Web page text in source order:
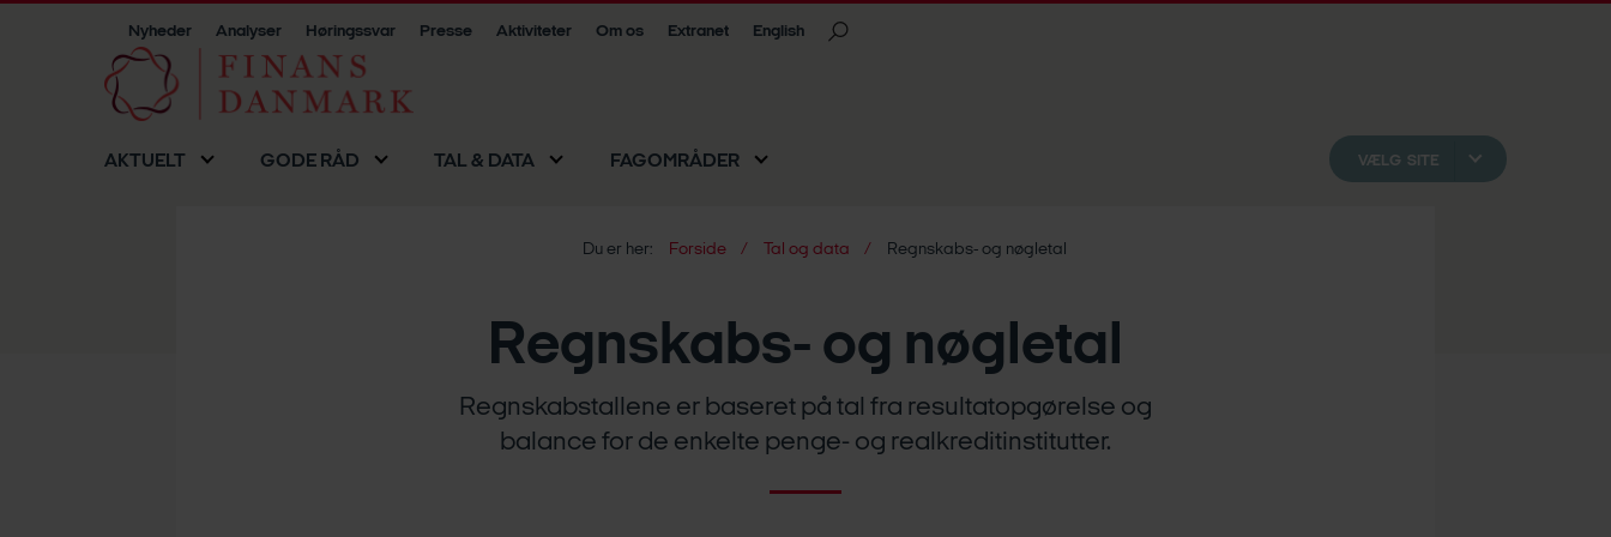
Nyheder Analyser Høringssvar Presse Aktiviteter Om os Extranet English
AKTUELT GODE RÅD TAL & DATA FAGOMRÅDER VÆLG SITE
Du er her: Forside Tal og data Regnskabs- og nøgletal
Regnskabs- og nøgletal
Regnskabstallene er baseret på tal fra resultatopgørelse og
balance for de enkelte penge- og realkreditinstitutter.